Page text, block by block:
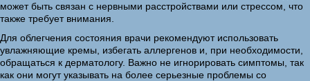
может быть связан с нервными расстройствами или стрессом, что
также требует внимания.
Для облегчения состояния врачи рекомендуют использовать
увлажняющие кремы, избегать аллергенов и, при необходимости,
обращаться к дерматологу. Важно не игнорировать симптомы, так
как они могут указывать на более серьезные проблемы со